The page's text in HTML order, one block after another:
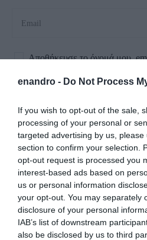
enandro - Do Not Process
If you wish to opt-out of the sale,
processing of your personal or
targeted advertising by us,
section to confirm your selection.
opt-out request is processed you
interest-based ads based on
us or personal information
your opt-out. You may separately
disclosure of your personal
IAB’s list of downstream
also be disclosed by us to third
Αποθήκευσε το όνομά μου,
αυτόν τον πλοηγό για την